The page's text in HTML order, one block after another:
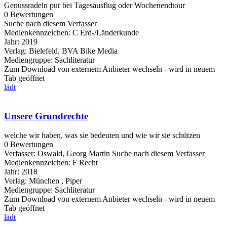
Genussradeln pur bei Tagesausflug oder Wochenendtour
0 Bewertungen
Suche nach diesem Verfasser
Medienkennzeichen: C Erd-/Länderkunde
Jahr: 2019
Verlag: Bielefeld, BVA Bike Media
Mediengruppe: Sachliteratur
Zum Download von externem Anbieter wechseln - wird in neuem
Tab geöffnet
lädt
Unsere Grundrechte
welche wir haben, was sie bedeuten und wie wir sie schützen
0 Bewertungen
Verfasser: Oswald, Georg Martin Suche nach diesem Verfasser
Medienkennzeichen: F Recht
Jahr: 2018
Verlag: München , Piper
Mediengruppe: Sachliteratur
Zum Download von externem Anbieter wechseln - wird in neuem
Tab geöffnet
lädt